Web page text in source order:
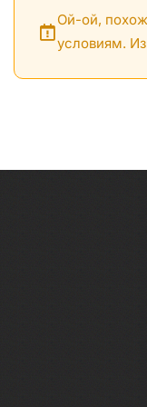
Ой-ой,
условиям.